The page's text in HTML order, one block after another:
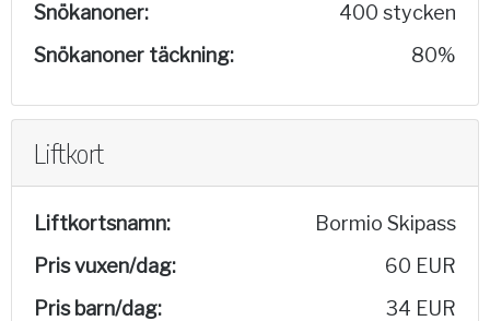
Snökanoner:
400 stycken
Snökanoner täckning:
80%
Liftkort
Liftkortsnamn:
Bormio Skipass
Pris vuxen/dag:
60 EUR
Pris barn/dag:
34 EUR